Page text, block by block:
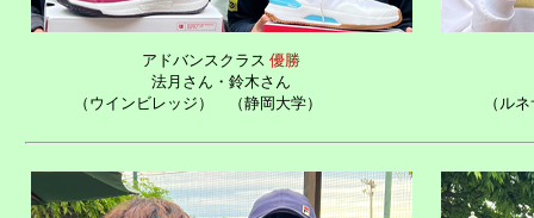
アドバンスクラス 優勝
法月さん
（ウインビレッジ）
・ 鈴木さん
（静岡大学）
（ル